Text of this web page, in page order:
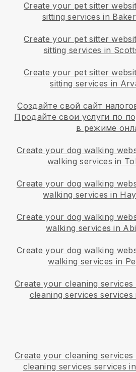
Create your pet sitter
sitting services in
Create your pet sitter
sitting services in
Create your pet sitter
sitting services in
Создайте свой сайт
Продайте свои услуги по
в режиме
Create your dog walking
walking services in
Create your dog walking
walking services in
Create your dog walking
walking services in
Create your dog walking
walking services in
Create your cleaning services
cleaning services services
Create your cleaning services
cleaning services services